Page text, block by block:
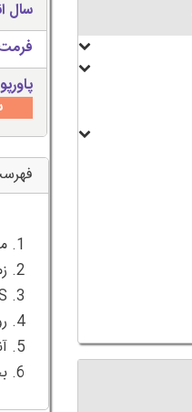
سال
6. بحث و بررسی های بیشتر و نتیجه گیری